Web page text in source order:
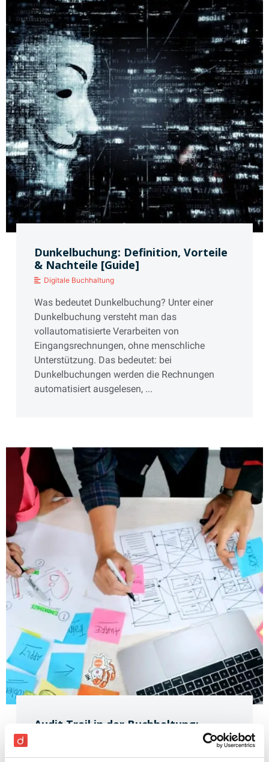
Dunkelbuchung: Definition, Vorteile
& Nachteile [Guide]
Digitale Buchhaltung
Was bedeutet Dunkelbuchung? Unter einer
Dunkelbuchung versteht man das
vollautomatisierte Verarbeiten von
Eingangsrechnungen, ohne menschliche
Unterstützung. Das bedeutet: bei
Dunkelbuchungen werden die Rechnungen
automatisiert ausgelesen, ...
Audit Trail in der Buchhaltung: